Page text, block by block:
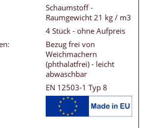
Schaumstoff -
Raumgewicht 21 kg / m3
4 Stück - ohne Aufpreis
Bezug frei von
Weichmachern
(phthalatfrei) - leicht
abwaschbar
EN 12503-1 Typ 8